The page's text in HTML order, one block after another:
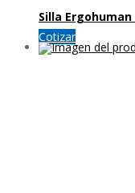
Silla Ergohuman
Cotizar